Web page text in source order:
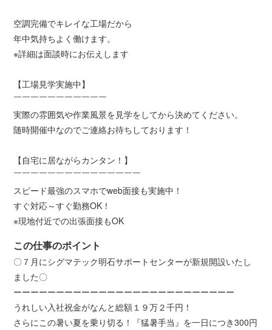
空調完備でキレイな工場だから
年中気持ちよく働けます。
※詳細は面談時にお伝えします
【工場見学実施中】
￣￣￣￣￣￣￣￣￣￣￣
実際の雰囲気や作業風景を見学をしてから決めてください。
随時開催中なのでご連絡お待ちしております！
【自宅に居ながらカンタン！】
￣￣￣￣￣￣￣￣￣￣￣￣￣￣￣
スピード最強のスマホでweb面接も実施中！
すぐ対応～すぐ勤務OK！
※現地付近での出張面接もOK
この仕事のポイント
〇７月にシグマテック明石サポートセンターが新規開設いたし
ました〇
ーーーーーーーーーーーーーーーーーーーーーーーーーー
うれしい入社祝金がなんと総額１９万２千円！
さらにこの暑い夏を乗り切る！『猛暑手当』を一日につき300円